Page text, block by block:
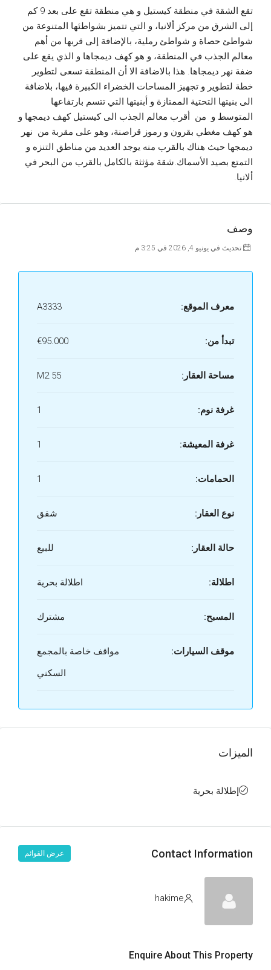
تقع الشقة في منطقة كيستيل و هي منطقة تقع على بعد 9 كم
إلى الشرق من مركز ألانيا، و التي تتميز بشواطئها المتنوعة من
شواطئ حصاة و شواطئ رملية، بالإضافة إلى قربها من أهم
معالم الجذب في المنطقة، و هو كهف ديمجاها و الذي يقع على
ضفة نهر ديمجاها. هذا بالاضافة الا أن المنطقة تسعى لتطوير
خطة لتطوير و تجهيز المساحات الخضراء الكبيرة فيها، بلاضافة
الى بنيتها التحتية الممتازة و أبنيتها التي تتسم بارتفاعها
المتوسط و من أقرب معالم الجذب الى كيستيل كهف ديمجها و
هو كهف مغطي بقرون و رموز قراصنة، وهو على مقربة من نهر
ديمجها حيث هناك بالقرب منه يوجد العديد من مناطق التنزه و
التمتع بصيد الأسماك.شقة مؤثثة بالكامل بالقرب من البحر في
ألانيا.
وصف
تحديث في يونيو 4, 2026 في 3:25 م
معرف الموقع: A3333
تبدأ من: €95.000
مساحة العقار: 55 M2
غرفة نوم: 1
غرفة المعيشة: 1
الحمامات: 1
نوع العقار: شقق
حالة العقار: للبيع
اطلالة: اطلالة بحرية
المسبح: مشترك
موقف السيارات:
مواقف خاصة بالمجمع
السكني
الميزات
إطلالة بحرية
Contact Information عرض القوائم
hakime
Enquire About This Property